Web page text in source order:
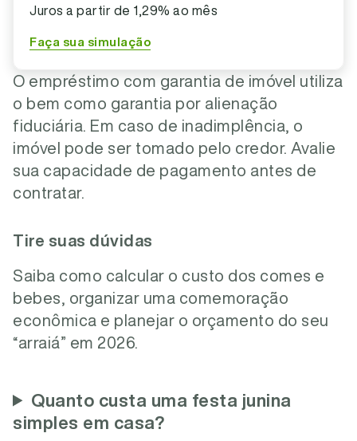
Juros a partir de 1,29% ao mês
Faça sua simulação
O empréstimo com garantia de imóvel utiliza
o bem como garantia por alienação
fiduciária. Em caso de inadimplência, o
imóvel pode ser tomado pelo credor. Avalie
sua capacidade de pagamento antes de
contratar.
Tire suas dúvidas
Saiba como calcular o custo dos comes e
bebes, organizar uma comemoração
econômica e planejar o orçamento do seu
“arraiá” em 2026.
Quanto custa uma festa junina
simples em casa?